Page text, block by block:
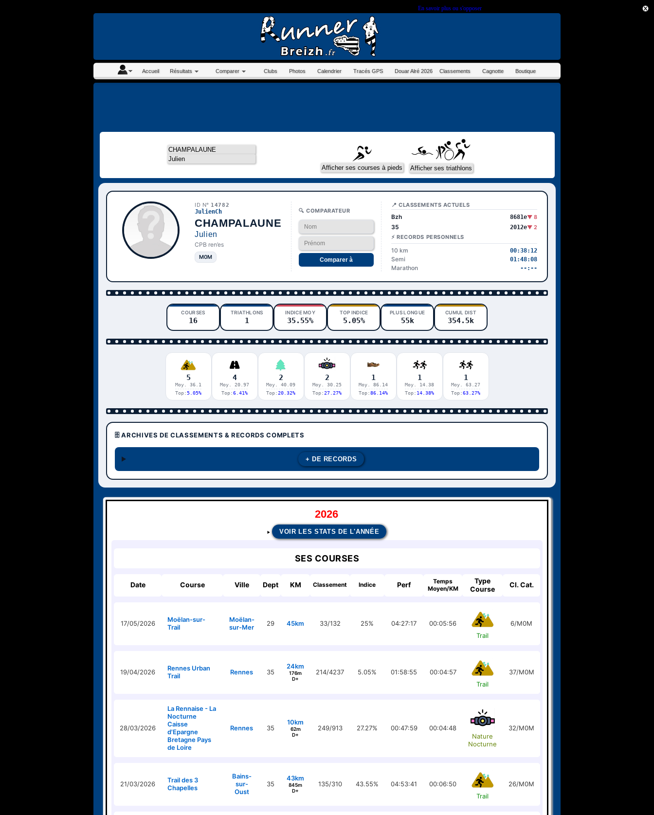
En savoir plus ou s'opposer.
Accueil Résultats Comparer Clubs Photos Calendrier Tracés GPS Douar Alré 2026 Classements Cagnotte Boutique
ID N° 14782
JulienCh
CHAMPALAUNE
Julien
CPB ren’es
M0M
🔍 COMPARATEUR
Comparer à
📍 CLASSEMENTS ACTUELS
Bzh 8681e▼ 8
35 2012e▼ 2
⚡ RECORDS PERSONNELS
10 km 00:38:12
Semi 01:48:08
Marathon --:--
COURSES
16
TRIATHLONS
1
INDICE MOY
35.55%
TOP INDICE
5.05%
PLUS LONGUE
55k
CUMUL DIST
354.5k
5
Moy. 36.1
Top: 5.05%
4
Moy. 20.97
Top:6.41%
2
Moy. 40.09
Top:20.32%
2
Moy. 30.25
Top:27.27%
1
Moy. 86.14
Top:86.14%
1
Moy. 14.38
Top: 14.38%
1
Moy. 63.27
Top:63.27%
🗄️ ARCHIVES DE CLASSEMENTS & RECORDS COMPLETS
+ DE RECORDS
2026
VOIR LES STATS DE L'ANNÉE
SES COURSES
Date Course Ville Dept KM Classement Indice Perf
Temps
Moyen/KM
Type
Course
Cl. Cat.
17/05/2026
Moëlan-sur-
Trail
Moëlan-
sur-Mer
29 45km 33/132 25% 04:27:17
00:05:56
Trail
6/M0M
19/04/2026
Rennes Urban
Trail
Rennes 35
24km
176m
D+
214/4237 5.05% 01:58:55
00:04:57
Trail
37/M0M
28/03/2026
La Rennaise - La
Nocturne
Caisse
d'Epargne
Bretagne Pays
de Loire
Rennes 35
10km
62m
D+
249/913 27.27% 00:47:59
00:04:48
Nature
Nocturne
32/M0M
21/03/2026
Trail des 3
Chapelles
Bains-
sur-
Oust
35
43km
845m
D+
135/310 43.55% 04:53:41
00:06:50
Trail
26/M0M